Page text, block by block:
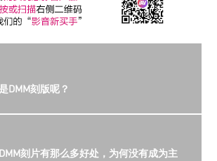
DMM刻版呢？
刻片有那么多好处，为何没有成为主